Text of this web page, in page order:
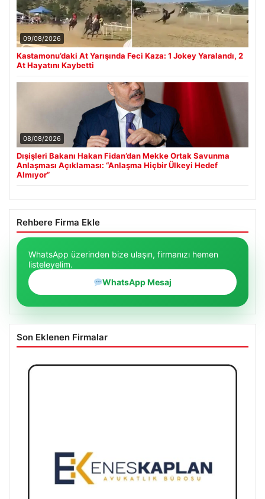
09/08/2026
Kastamonu’daki At Yarışında Feci Kaza: 1 Jokey Yaralandı, 2
At Hayatını Kaybetti
08/08/2026
Dışişleri Bakanı Hakan Fidan’dan Mekke Ortak Savunma
Anlaşması Açıklaması: “Anlaşma Hiçbir Ülkeyi Hedef
Almıyor”
Rehbere Firma Ekle
WhatsApp üzerinden bize ulaşın, firmanızı hemen
listeleyelim.
WhatsApp Mesaj
Son Eklenen Firmalar